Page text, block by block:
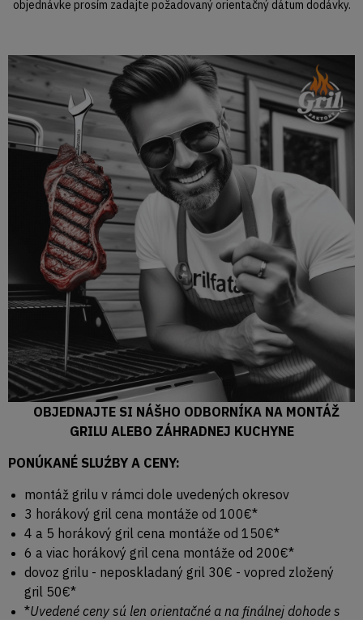
objednávke prosím zadajte požadovaný orientačný dátum dodávky.
OBJEDNAJTE SI NÁŠHO ODBORNÍKA NA MONTÁŽ
GRILU ALEBO ZÁHRADNEJ KUCHYNE
PONÚKANÉ SLUŹBY A CENY:
montáž grilu v rámci dole uvedených okresov
3 horákový gril cena montáže od 100€*
4 a 5 horákový gril cena montáže od 150€*
6 a viac horákový gril cena montáže od 200€*
dovoz grilu - neposkladaný gril 30€ - vopred zložený
gril 50€*
*Uvedené ceny sú len orientačné a na finálnej dohode s